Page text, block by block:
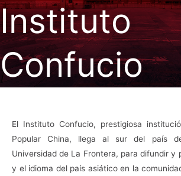
Instituto
Confucio
El Instituto Confucio, prestigiosa
Popular China, llega al sur del país
Universidad de La Frontera, para difundir y
y el idioma del país asiático en la